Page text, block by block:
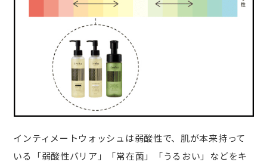
インティメートウォッシュは弱酸性で、肌が本来持って
いる「弱酸性バリア」「常在菌」「うるおい」などをキ